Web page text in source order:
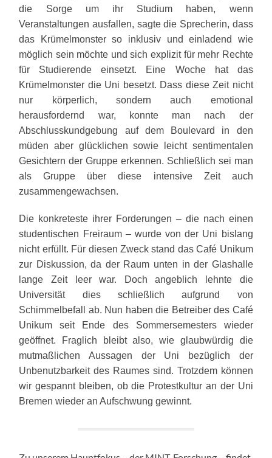
die Sorge um ihr Studium haben, wenn
Veranstaltungen ausfallen, sagte die Sprecherin, dass
das Krümelmonster so inklusiv und einladend wie
möglich sein möchte und sich explizit für mehr Rechte
für Studierende einsetzt. Eine Woche hat das
Krümelmonster die Uni besetzt. Dass diese Zeit nicht
nur körperlich, sondern auch emotional
herausfordernd war, konnte man nach der
Abschlusskundgebung auf dem Boulevard in den
müden aber glücklichen sowie leicht sentimentalen
Gesichtern der Gruppe erkennen. Schließlich sei man
als Gruppe über diese intensive Zeit auch
zusammengewachsen.
Die konkreteste ihrer Forderungen – die nach einen
studentischen Freiraum – wurde von der Uni bislang
nicht erfüllt. Für diesen Zweck stand das Café Unikum
zur Diskussion, da der Raum unten in der Glashalle
lange Zeit leer war. Doch angeblich lehnte die
Universität dies schließlich aufgrund von
Schimmelbefall ab. Nun haben die Betreiber des Café
Unikum seit Ende des Sommersemesters wieder
geöffnet. Fraglich bleibt also, wie glaubwürdig die
mutmaßlichen Aussagen der Uni bezüglich der
Unbenutzbarkeit des Raumes sind. Trotzdem können
wir gespannt bleiben, ob die Protestkultur an der Uni
Bremen wieder an Aufschwung gewinnt.